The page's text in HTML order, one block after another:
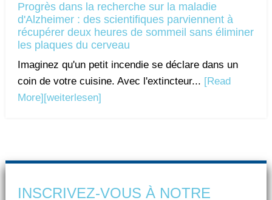
Progrès dans la recherche sur la maladie
d'Alzheimer : des scientifiques parviennent à
récupérer deux heures de sommeil sans éliminer
les plaques du cerveau
Imaginez qu'un petit incendie se déclare dans un
coin de votre cuisine. Avec l'extincteur... [Read
More][weiterlesen]
INSCRIVEZ-VOUS À NOTRE